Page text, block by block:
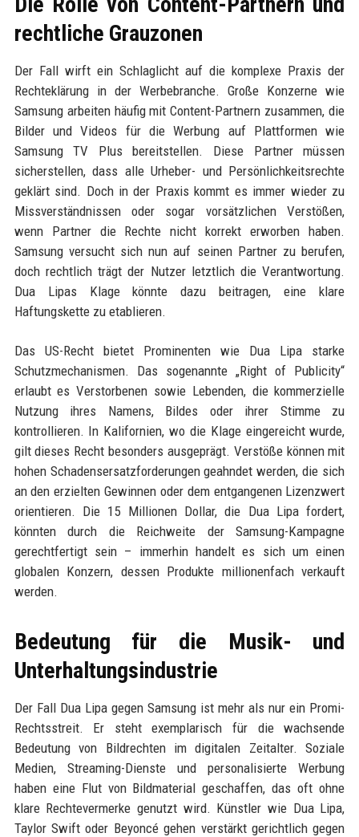
rechtliche Grauzonen
Der Fall wirft ein Schlaglicht auf die komplexe Praxis der
Rechteklärung in der Werbebranche. Große Konzerne wie
Samsung arbeiten häufig mit Content-Partnern zusammen, die
Bilder und Videos für die Werbung auf Plattformen wie
Samsung TV Plus bereitstellen. Diese Partner müssen
sicherstellen, dass alle Urheber- und Persönlichkeitsrechte
geklärt sind. Doch in der Praxis kommt es immer wieder zu
Missverständnissen oder sogar vorsätzlichen Verstößen,
wenn Partner die Rechte nicht korrekt erworben haben.
Samsung versucht sich nun auf seinen Partner zu berufen,
doch rechtlich trägt der Nutzer letztlich die Verantwortung.
Dua Lipas Klage könnte dazu beitragen, eine klare
Haftungskette zu etablieren.
Das US-Recht bietet Prominenten wie Dua Lipa starke
Schutzmechanismen. Das sogenannte „Right of Publicity“
erlaubt es Verstorbenen sowie Lebenden, die kommerzielle
Nutzung ihres Namens, Bildes oder ihrer Stimme zu
kontrollieren. In Kalifornien, wo die Klage eingereicht wurde,
gilt dieses Recht besonders ausgeprägt. Verstöße können mit
hohen Schadensersatzforderungen geahndet werden, die sich
an den erzielten Gewinnen oder dem entgangenen Lizenzwert
orientieren. Die 15 Millionen Dollar, die Dua Lipa fordert,
könnten durch die Reichweite der Samsung-Kampagne
gerechtfertigt sein – immerhin handelt es sich um einen
globalen Konzern, dessen Produkte millionenfach verkauft
werden.
Bedeutung für die Musik- und
Unterhaltungsindustrie
Der Fall Dua Lipa gegen Samsung ist mehr als nur ein Promi-
Rechtsstreit. Er steht exemplarisch für die wachsende
Bedeutung von Bildrechten im digitalen Zeitalter. Soziale
Medien, Streaming-Dienste und personalisierte Werbung
haben eine Flut von Bildmaterial geschaffen, das oft ohne
klare Rechtevermerke genutzt wird. Künstler wie Dua Lipa,
Taylor Swift oder Beyoncé gehen verstärkt gerichtlich gegen